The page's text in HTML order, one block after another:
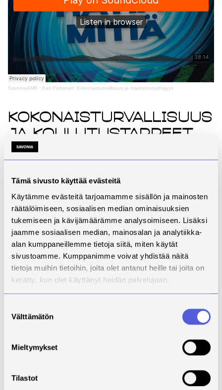
Tämä sivusto käyttää evästeitä
Käytämme evästeitä tarjoamamme sisällön ja mainosten
räätälöimiseen, sosiaalisen median ominaisuuksien
tukemiseen ja kävijämäärämme analysoimiseen. Lisäksi
jaamme sosiaalisen median, mainosalan ja analytiikka-
alan kumppaneillemme tietoja siitä, miten käytät
sivustoamme. Kumppanimme voivat yhdistää näitä
tietoja muihin tietoihin, joita olet antanut heille tai joita on
kerätty, kun olet käyttänyt heidän palvelujaan.
valinta
Välttämätön
Mieltymykset
Tilastot
SavoniaAMK · Kati Partanen: Kokonaisturvallisuus ja maatalousyrittäjyys
Kokonaisturvallisuus
ja koulutustarpeet
Jaksossa vieraana on Pelastusopiston rehtori Mervi
turvallisuusviranomaisten osaamisen, yhteistyön ja
huippuosaamista ja kansainvälisesti vertailukelpoinen
harjoitusalue. Varautumisen tiedon ja osaamisen
tarpeet kunnissa, kaupungeissa ja muissa
organisaatioissa kasvaa voimakkaasti ja samalla
odotukset opiston koulutuksen järjestämiselle.
Parviaisen mukaan rahoitus kuitenkin haastaa
Pelastusopiston koulutuspotentiaalin täyden
hyödyntämisen. Millaisena Parviainen näkee
Pelastusopiston tulevaisuuden
opistolla on alueellisessa